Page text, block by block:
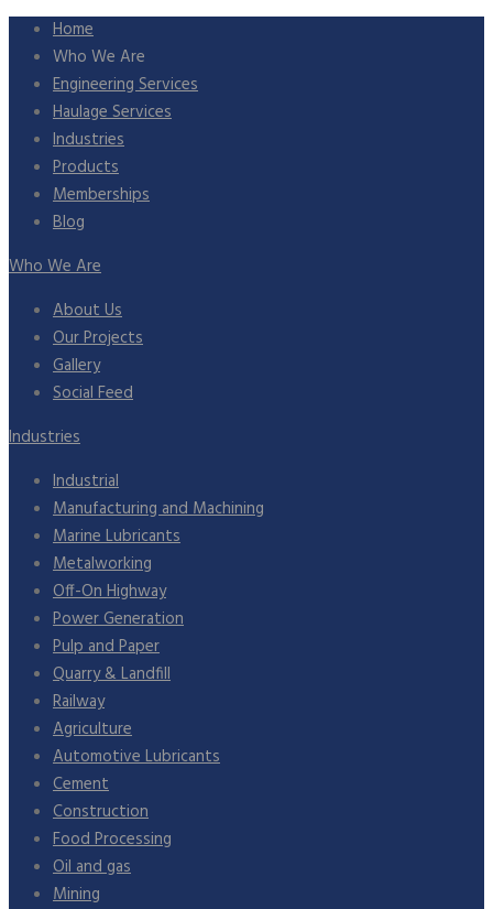
Home
Who We Are
Engineering Services
Haulage Services
Industries
Products
Memberships
Blog
Who We Are
About Us
Our Projects
Gallery
Social Feed
Industries
Industrial
Manufacturing and Machining
Marine Lubricants
Metalworking
Off-On Highway
Power Generation
Pulp and Paper
Quarry & Landfill
Railway
Agriculture
Automotive Lubricants
Cement
Construction
Food Processing
Oil and gas
Mining